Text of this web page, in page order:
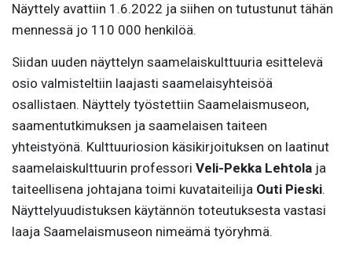
Näyttely avattiin 1.6.2022 ja siihen on tutustunut tähän
mennessä jo 110 000 henkilöä.
Siidan uuden näyttelyn saamelaiskulttuuria esittelevä
osio valmisteltiin laajasti saamelaisyhteisöä
osallistaen. Näyttely työstettiin Saamelaismuseon,
saamentutkimuksen ja saamelaisen taiteen
yhteistyönä. Kulttuuriosion käsikirjoituksen on laatinut
saamelaiskulttuurin professori Veli-Pekka Lehtola ja
taiteellisena johtajana toimi kuvataiteilija Outi Pieski.
Näyttelyuudistuksen käytännön toteutuksesta vastasi
laaja Saamelaismuseon nimeämä työryhmä.